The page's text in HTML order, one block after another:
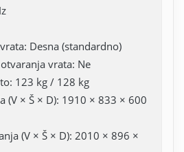
Desna (standardno)
vrata: Ne
123 kg / 128 kg
(V × Š × D): 1910 × 833 × 600
(V × Š × D): 2010 × 896 ×